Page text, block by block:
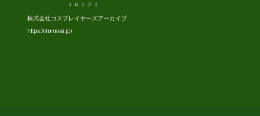
株式会社コスプレイヤーズアーカイブ
https://iromirai.jp/